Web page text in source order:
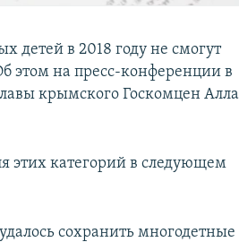
детей в 2018 году не смогут
этом на пресс-конференции в
крымского Госкомцен Алла
этих категорий в следующем
сохранить многодетные